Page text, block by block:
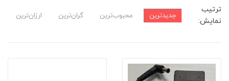
ترتیب
نمایش:
جدیدترین محبوب‌ترین گران‌ترین ارزان‌ترین